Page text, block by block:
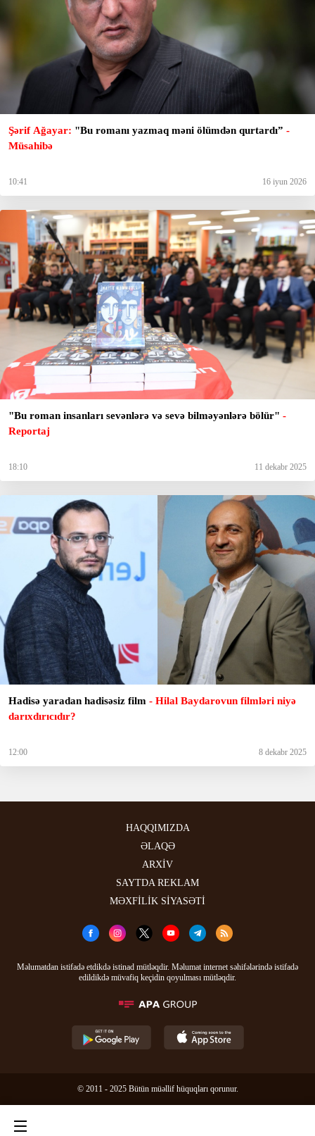
Şərif Ağayar: "Bu romanı yazmaq məni ölümdən qurtardı” -
Müsahibə
10:41 16 iyun 2026
"Bu roman insanları sevənlərə və sevə bilməyənlərə bölür" -
Reportaj
18:10 11 dekabr 2025
Hadisə yaradan hadisəsiz film - Hilal Baydarovun filmləri niyə
darıxdırıcıdır?
12:00 8 dekabr 2025
HAQQIMIZDA
ƏLAQƏ
ARXİV
SAYTDA REKLAM
MƏXFİLİK SİYASƏTİ
Məlumatdan istifadə etdikdə istinad mütləqdir. Məlumat internet səhifələrində istifadə
edildikdə müvafiq keçidin qoyulması mütləqdir.
© 2011 - 2025 Bütün müəllif hüquqları qorunur.